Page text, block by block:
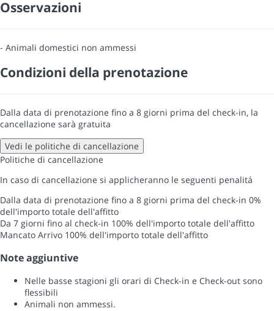
Osservazioni
- Animali domestici non ammessi
Condizioni della prenotazione
Dalla data di prenotazione fino a 8 giorni prima del check-in, la
cancellazione sarà gratuita
Vedi le politiche di cancellazione
Politiche di cancellazione
In caso di cancellazione si applicheranno le seguenti penalitá
Dalla data di prenotazione fino a 8 giorni prima del check-in 0%
dell'importo totale dell'affitto
Da 7 giorni fino al check-in 100% dell'importo totale dell'affitto
Mancato Arrivo 100% dell'importo totale dell'affitto
Note aggiuntive
Nelle basse stagioni gli orari di Check-in e Check-out sono
flessibili
Animali non ammessi.